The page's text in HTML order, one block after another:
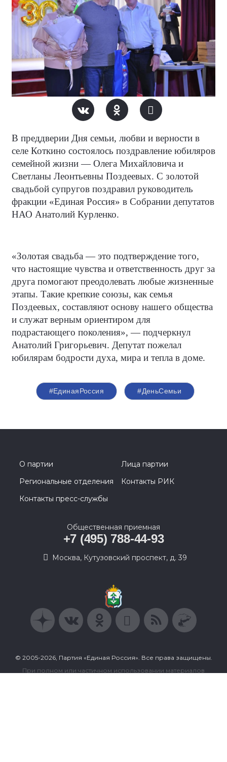
В преддверии Дня семьи, любви и верности в
селе Коткино состоялось поздравление юбиляров
семейной жизни — Олега Михайловича и
Светланы Леонтьевны Поздеевых. С золотой
свадьбой супругов поздравил руководитель
фракции «Единая Россия» в Собрании депутатов
НАО Анатолий Курленко.
«Золотая свадьба — это подтверждение того,
что настоящие чувства и ответственность друг за
друга помогают преодолевать любые жизненные
этапы. Такие крепкие союзы, как семья
Поздеевых, составляют основу нашего общества
и служат верным ориентиром для
подрастающего поколения», — подчеркнул
Анатолий Григорьевич. Депутат пожелал
юбилярам бодрости духа, мира и тепла в доме.
#ЕдинаяРоссия #ДеньСемьи
О партии
Лица партии
Региональные отделения
Контакты РИК
Контакты пресс-службы
Общественная приемная
+7 (495) 788-44-93
Москва, Кутузовский проспект, д. 39
© 2005-2026, Партия «Единая Россия». Все права защищены.
При полном или частичном использовании материалов